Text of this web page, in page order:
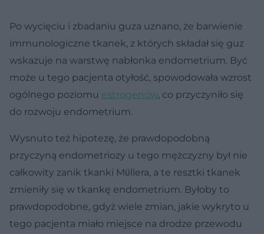
Po wycięciu i zbadaniu guza uznano, że barwienie
immunologiczne tkanek, z których składał się guz
wskazuje na warstwę nabłonka endometrium. Być
może u tego pacjenta otyłość, spowodowała wzrost
ogólnego poziomu estrogenów, co przyczyniło się
do rozwoju endometrium.
Wysnuto też hipotezę, że prawdopodobną
przyczyną endometriozy u tego mężczyzny był nie
całkowity zanik tkanki Mϋllera, a te resztki tkanek
zmieniły się w tkankę endometrium. Byłoby to
prawdopodobne, gdyż wiele zmian, jakie wykryto u
tego pacjenta miało miejsce na drodze przewodu